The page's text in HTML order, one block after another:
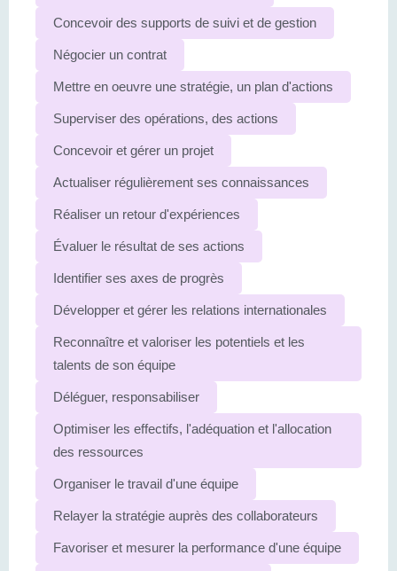
Concevoir des supports de suivi et de gestion
Négocier un contrat
Mettre en oeuvre une stratégie, un plan d'actions
Superviser des opérations, des actions
Concevoir et gérer un projet
Actualiser régulièrement ses connaissances
Réaliser un retour d'expériences
Évaluer le résultat de ses actions
Identifier ses axes de progrès
Développer et gérer les relations internationales
Reconnaître et valoriser les potentiels et les
talents de son équipe
Déléguer, responsabiliser
Optimiser les effectifs, l'adéquation et l'allocation
des ressources
Organiser le travail d'une équipe
Relayer la stratégie auprès des collaborateurs
Favoriser et mesurer la performance d'une équipe